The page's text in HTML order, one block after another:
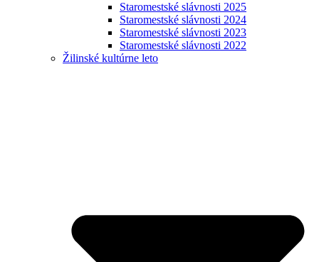
Staromestské slávnosti 2025
Staromestské slávnosti 2024
Staromestské slávnosti 2023
Staromestské slávnosti 2022
Žilinské kultúrne leto